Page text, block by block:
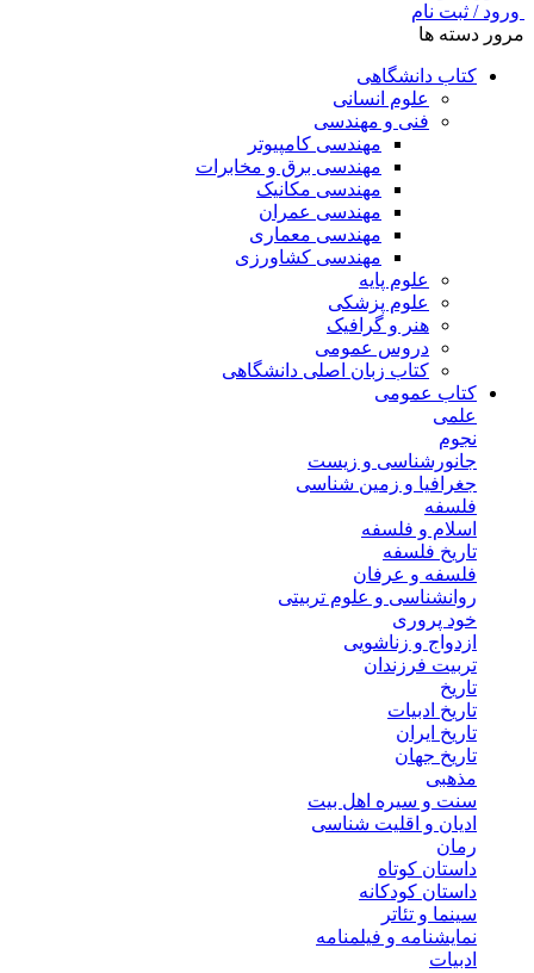
ورود / ثبت نام
مرور دسته ها
کتاب دانشگاهی
علوم انسانی
فنی و مهندسی
مهندسی کامپیوتر
مهندسی برق و مخابرات
مهندسی مکانیک
مهندسی عمران
مهندسی معماری
مهندسی کشاورزی
علوم پایه
علوم پزشکی
هنر و گرافیک
دروس عمومی
کتاب زبان اصلی دانشگاهی
کتاب عمومی
علمی
نجوم
جانورشناسی و زیست
جغرافیا و زمین شناسی
فلسفه
اسلام و فلسفه
تاریخ فلسفه
فلسفه و عرفان
روانشناسی و علوم تربیتی
خود پروری
ازدواج و زناشویی
تربیت فرزندان
تاریخ
تاریخ ادبیات
تاریخ ایران
تاریخ جهان
مذهبی
سنت و سیره اهل بیت
ادیان و اقلیت شناسی
رمان
داستان کوتاه
داستان کودکانه
سینما و تئاتر
نمایشنامه و فیلمنامه
ادبیات